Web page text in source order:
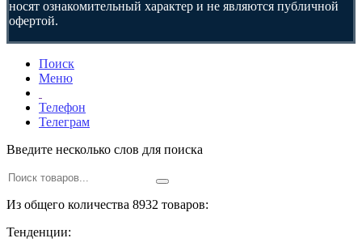
носят ознакомительный характер и не являются публичной
офертой.
Поиск
Меню
Телефон
Телеграм
Введите несколько слов для поиска
Из общего количества 8932 товаров:
Тенденции: